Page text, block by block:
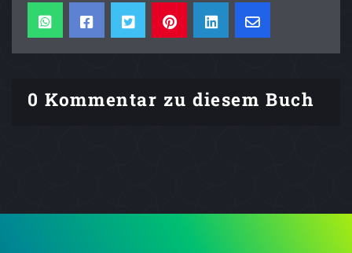
0 Kommentar zu diesem Buch